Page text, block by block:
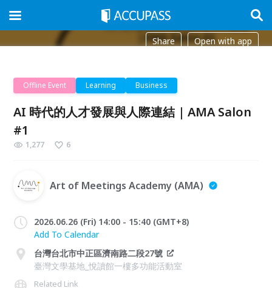
Share Open with app
Offline Event Learning Business
AI 時代的人才發展與人際連結 | AMA Salon
#1
1,277 6
Art of Meetings Academy (AMA)
2026.06.26 (Fri) 14:00 - 15:40 (GMT+8)
Add To Calendar
台灣台北市中正區濟南路二段27號
臺灣文學基地_悅讀館一樓多功能活動室
Related Link